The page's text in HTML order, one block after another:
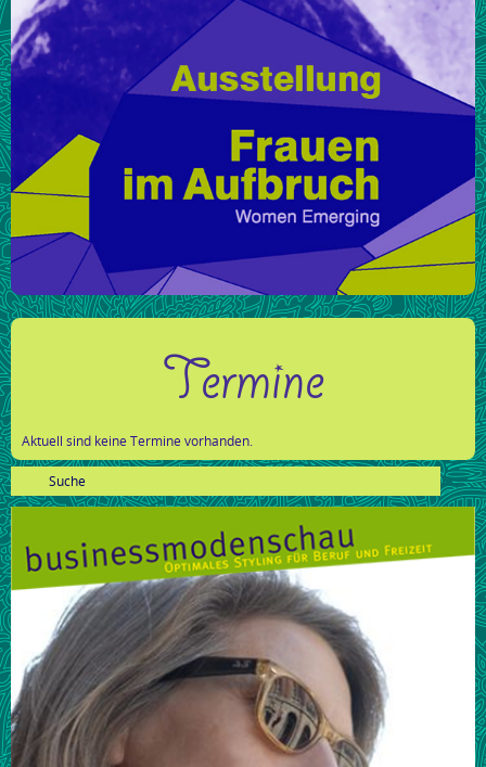
Termine
Aktuell sind keine Termine vorhanden.